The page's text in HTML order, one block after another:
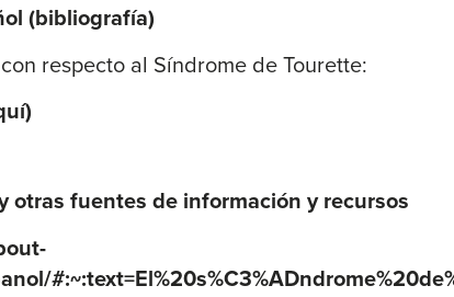
(bibliografía)
respecto al Síndrome de Tourette:
otras fuentes de información y recursos